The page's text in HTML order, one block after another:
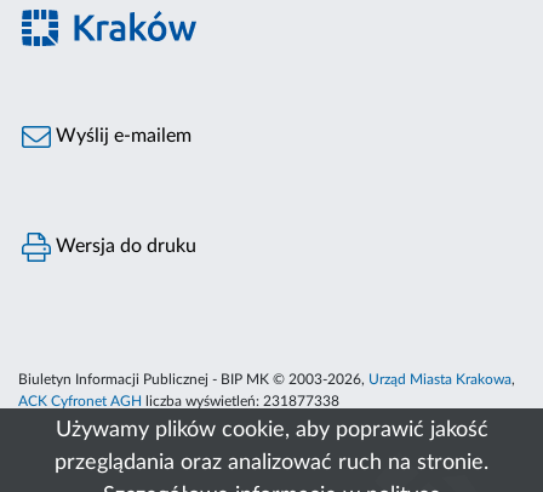
Używamy plików cookie, aby poprawić jakość
przeglądania oraz analizować ruch na stronie.
Wyślij e-mailem
Wersja do druku
Biuletyn Informacji Publicznej - BIP MK © 2003-2026, Urząd Miasta Krakowa,
ACK Cyfronet AGH
liczba wyświetleń: 231877338